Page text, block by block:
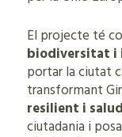
El projecte té
biodiversitat i
portar la ciutat
transformant
resilient i
ciutadania i